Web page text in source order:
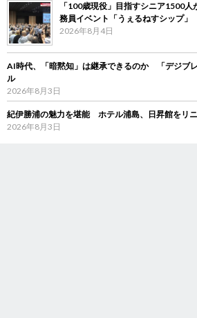
「100歳現役」目指すシニア1500
務員イベント「うぇるねすシップ」
2026年8月4日
AI時代、「暗黙知」は継承できるのか 「デジブ
ル
2026年8月3日
紀伊勝浦の魅力を堪能 ホテル浦島、日昇館をリ
2026年8月3日